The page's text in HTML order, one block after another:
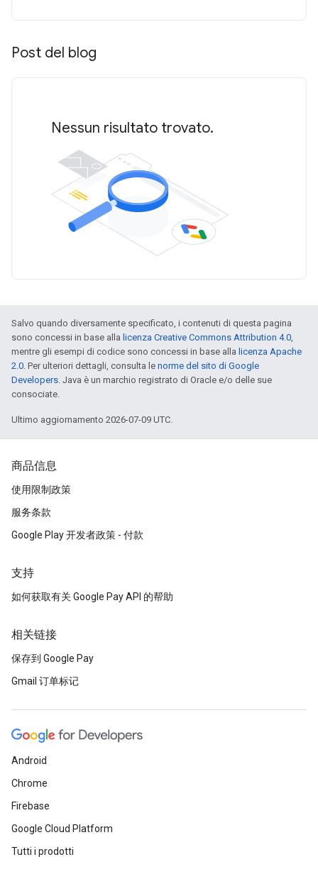
Post del blog
Nessun risultato trovato.
Salvo quando diversamente specificato, i contenuti di questa pagina
sono concessi in base alla licenza Creative Commons Attribution 4.0
mentre gli esempi di codice sono concessi in base alla licenza Apache
2.0 . Per ulteriori dettagli, consulta le norme del sito di Google
Developers . Java è un marchio registrato di Oracle e/o delle sue
consociate.
Ultimo aggiornamento 2026-07-09 UTC.
商品信息
使用限制政策
服务条款
Google Play 开发者政策 - 付款
支持
如何获取有关 Google Pay API 的帮助
相关链接
保存到 Google Pay
Gmail 订单标记
Android
Chrome
Firebase
Google Cloud Platform
Tutti i prodotti